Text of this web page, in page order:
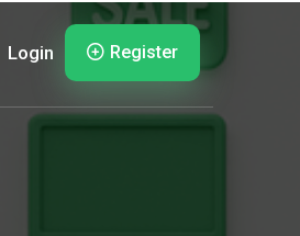
Login Register